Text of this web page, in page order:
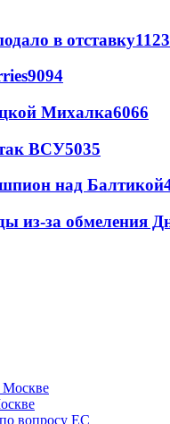
в отставку
9094
Михалка6066
ВСУ5035
шпион над Балтикой
из-за обмеления
вопросу ЕС